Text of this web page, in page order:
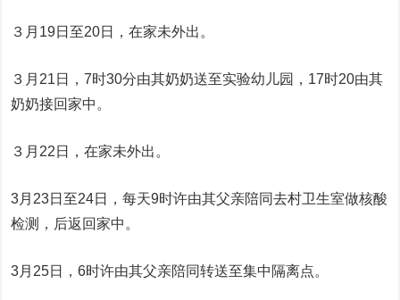
３月19日至20日，在家未外出。
３月21日，7时30分由其奶奶送至实验幼儿园，17时20由其
奶奶接回家中。
３月22日，在家未外出。
3月23日至24日，每天9时许由其父亲陪同去村卫生室做核酸
检测，后返回家中。
3月25日，6时许由其父亲陪同转送至集中隔离点。